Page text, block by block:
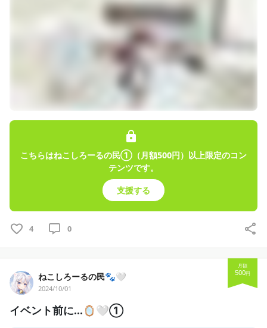
こちらはねこしろーるの民①（月額500円）以上限定のコン
テンツです。
支援する
4 0
ねこしろーるの民🐾🤍
2024/10/01
月額
500円
イベント前に…🪞🤍①